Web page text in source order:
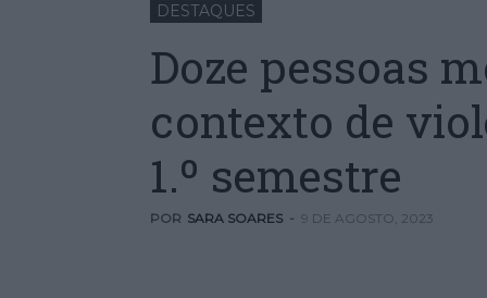
DESTAQUES
Doze pessoas
contexto de
1.º semestre
POR SARA SOARES - 9 DE AGOSTO, 2023